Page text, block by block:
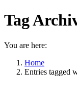
Tag
You are here:
Home
Entries tagged